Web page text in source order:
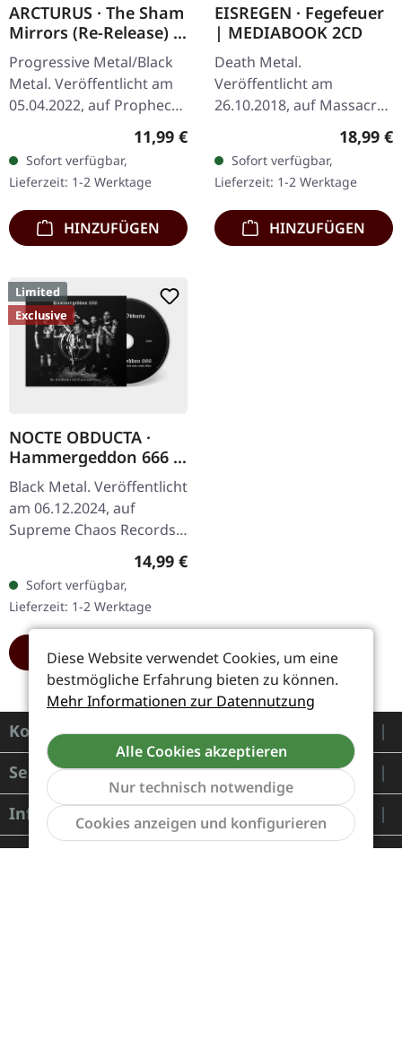
ARCTURUS · The Sham
Mirrors (Re-Release) |
DIGIPAK CD
Progressive Metal/Black
Metal. Veröffentlicht am
05.04.2022, auf Prophecy
Productions. CD im
DigiPack mit 12-seitigem
Booklet. Aus den Schatten
der…
Regulärer Preis:
11,99 €
Sofort verfügbar,
Lieferzeit: 1-2 Werktage
HINZUFÜGEN
EISREGEN · Fegefeuer
| MEDIABOOK 2CD
Death Metal.
Veröffentlicht am
26.10.2018, auf Massacre
Records. Doppel-CD im
limitierten Mediabook.
Eisregen kehrt mit ihrem
2018er Album…
18,99 €
Sofort verfügbar,
Lieferzeit: 1-2 Werktage
HINZUFÜGEN
Limited
Exclusive
NOCTE OBDUCTA ·
Hammergeddon 666 |
DIGIPAK CD
Black Metal. Veröffentlicht
am 06.12.2024, auf
Supreme Chaos Records.
Limitierte CD im DigiPak
mit 8-seitigem Booklet,
nur 250
handnummerierte…
Regulärer Preis:
14,99 €
Sofort verfügbar,
Lieferzeit: 1-2 Werktage
HINZUFÜGEN
Kontakt
Service
Informationen
Diese Website verwendet Cookies, um eine
bestmögliche Erfahrung bieten zu können.
Mehr Informationen zur Datennutzung
Alle Cookies akzeptieren
Nur technisch notwendige
Cookies anzeigen und konfigurieren